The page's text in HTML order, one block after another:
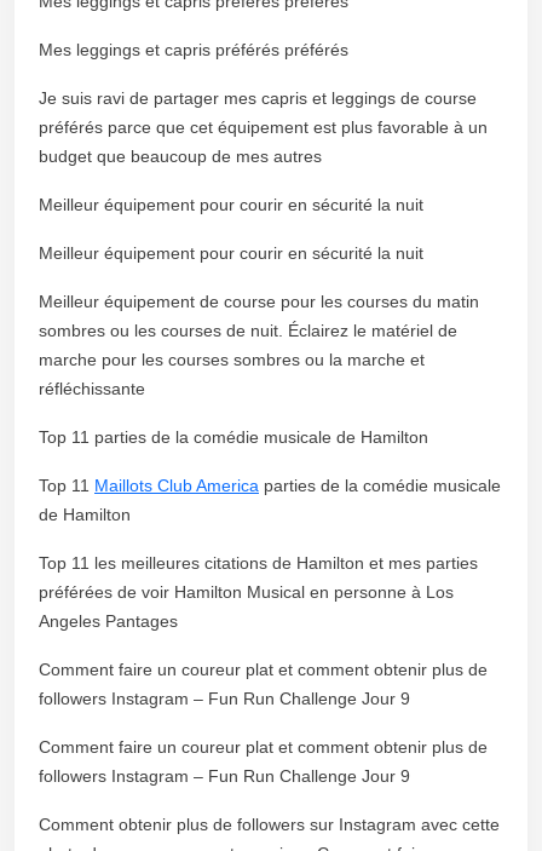
Mes leggings et capris préférés préférés
Je suis ravi de partager mes capris et leggings de course
préférés parce que cet équipement est plus favorable à un
budget que beaucoup de mes autres
Meilleur équipement pour courir en sécurité la nuit
Meilleur équipement pour courir en sécurité la nuit
Meilleur équipement de course pour les courses du matin
sombres ou les courses de nuit. Éclairez le matériel de
marche pour les courses sombres ou la marche et
réfléchissante
Top 11 parties de la comédie musicale de Hamilton
Top 11 Maillots Club America parties de la comédie musicale
de Hamilton
Top 11 les meilleures citations de Hamilton et mes parties
préférées de voir Hamilton Musical en personne à Los
Angeles Pantages
Comment faire un coureur plat et comment obtenir plus de
followers Instagram – Fun Run Challenge Jour 9
Comment faire un coureur plat et comment obtenir plus de
followers Instagram – Fun Run Challenge Jour 9
Comment obtenir plus de followers sur Instagram avec cette